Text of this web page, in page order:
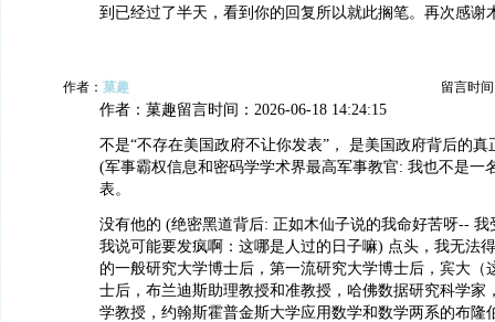
到已经过了半天，看到你的回复所以就此搁笔。再次感谢
作者： 菓趣 留言时间
作者：菓趣留言时间：2026-06-18 14:24:15
不是“不存在美国政府不让你发表”， 是美国政府背后的真
(军事霸权信息和密码学学术界最高军事教官: 我也不是一
表。
没有他的 (绝密黑道背后: 正如木仙子说的我命好苦呀-- 我
我说可能要发疯啊：这哪是人过的日子嘛) 点头，我无法
的一般研究大学博士后，第一流研究大学博士后，宾大（
士后，布兰迪斯助理教授和准教授，哈佛数据研究科学家
学教授，约翰斯霍普金斯大学应用数学和数学两系的布隆